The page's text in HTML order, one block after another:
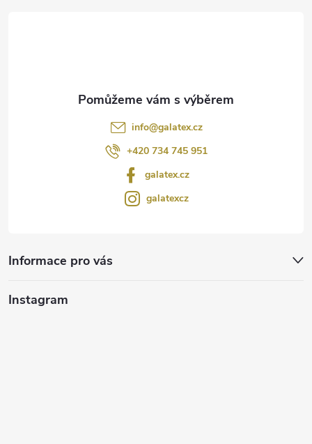
info@galatex.cz
+420 734 745 951
galatex.cz
galatexcz
Informace pro vás
Instagram